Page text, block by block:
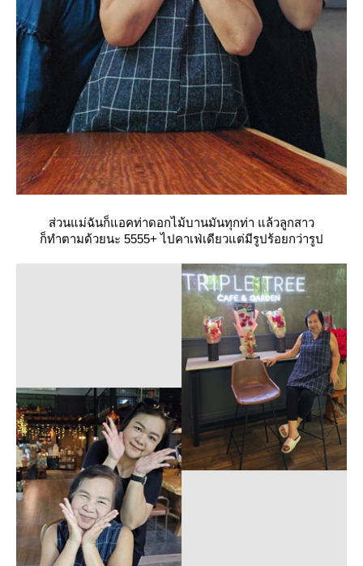
ส่วนแม่ฉันก็แอคท่าดอกไม้บานมันทุกท่า แล้วลูกสาว
ก็ทำตามด้วยนะ 5555+ ไปคาเฟ่เดียวแต่มีรูปร้อยกว่ารูป